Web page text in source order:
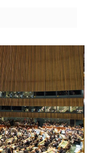
Guinée
Bénin :